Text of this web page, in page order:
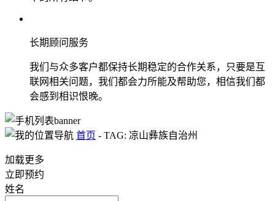
长期顾问服务
我们与众多客户都保持长期稳定的合作关系，只要是互
联网相关问题，我们都会力所能及帮助您，相信我们都
会感到相识恨晚。
首页 - TAG: 凉山彝族自治州
加载更多
立即预约
姓名